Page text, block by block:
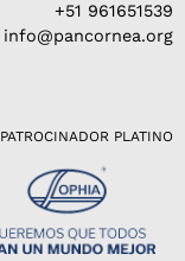
+51 961651539
info@pancornea.org
PATROCINADOR PLATINO